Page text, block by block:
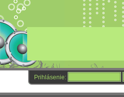
Prihlásenie: